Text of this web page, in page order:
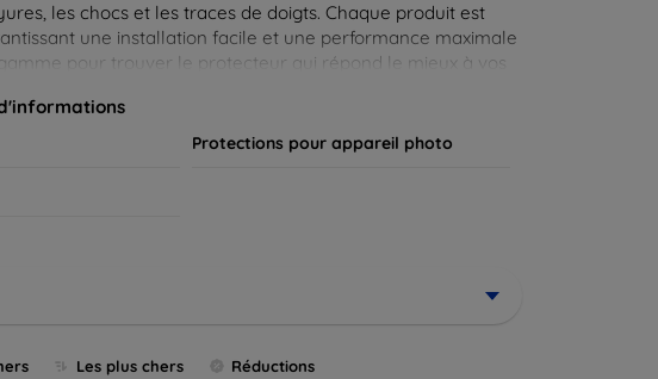
les chocs et les traces de doigts. Chaque produit est
une installation facile et une performance maximale
pour trouver le protecteur qui répond le mieux à vos
Protections pour appareil photo
Les plus chers Réductions